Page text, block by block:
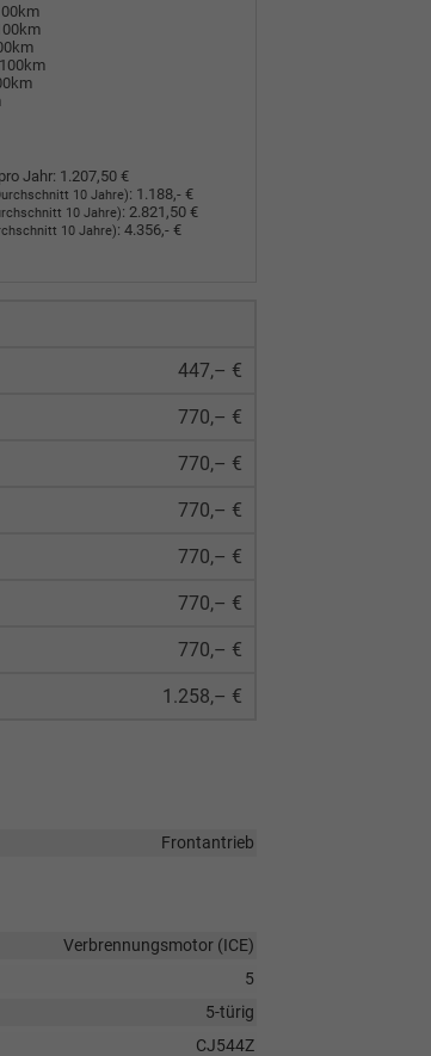
Jahr: 1.207,50 €
10 Jahre): 1.188,- €
10 Jahre): 2.821,50 €
10 Jahre): 4.356,- €
447,– €
770,– €
770,– €
770,– €
770,– €
770,– €
770,– €
1.258,– €
Frontantrieb
Verbrennungsmotor (ICE)
5
5-türig
CJ544Z